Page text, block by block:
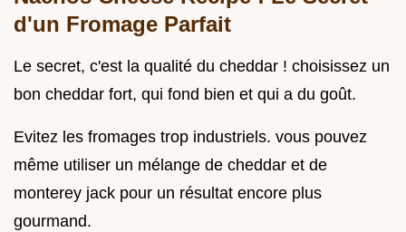
d'un Fromage Parfait
Le secret, c'est la qualité du cheddar ! choisissez un
bon cheddar fort, qui fond bien et qui a du goût.
Evitez les fromages trop industriels. vous pouvez
même utiliser un mélange de cheddar et de
monterey jack pour un résultat encore plus
gourmand.